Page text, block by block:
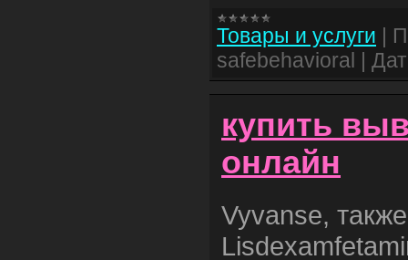
Товары и услуги
safebehavioral
купить
онлайн
Vyvanse,